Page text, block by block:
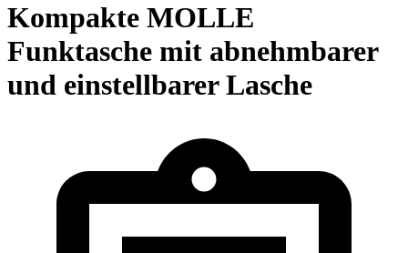
Kompakte MOLLE
Funktasche mit abnehmbarer
und einstellbarer Lasche